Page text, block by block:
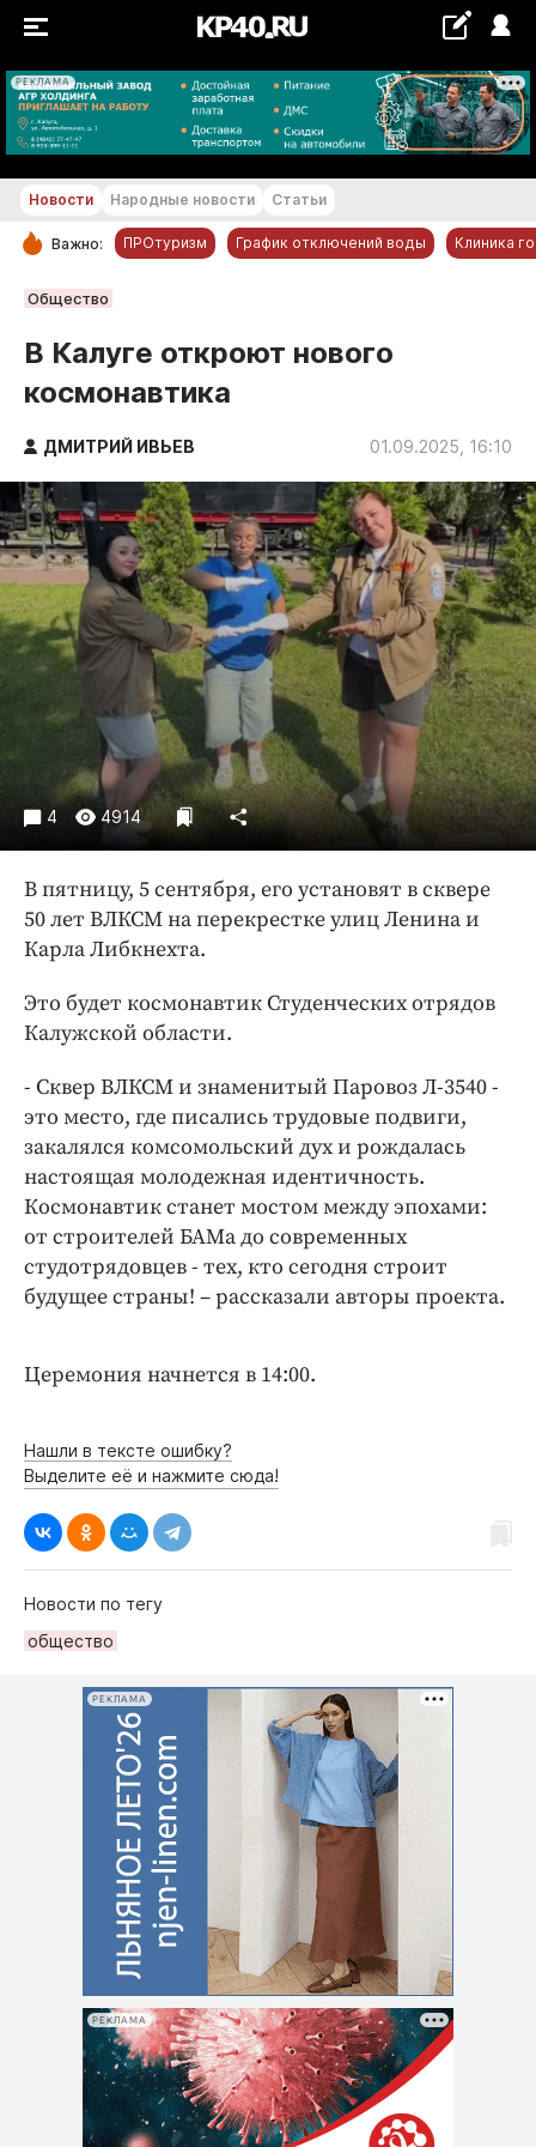
РЕКЛАМА
+29...+30 °С
РУБРИКИ
Новости компаний
Статьи
Народные новости
Авто и транспорт
Благоустройство
Криминал
Культура
Недвижимость и ЖКХ
Образование
Общество
Погода
Праздники
Происшествия
Спорт
Экономика и бизнес
ПРОЕКТЫ
Издания
Медиаперсона
Интересное чтиво
Клиника года
Бренд года
Работодатель года
Новости Народные новости Статьи
Важно: ПРОтуризм График отключений воды Клиника
Общество
В Калуге откроют нового
космонавтика
ДМИТРИЙ ИВЬЕВ 01.09.2025, 16:10
4 4914
В пятницу, 5 сентября, его установят в сквере
50 лет ВЛКСМ на перекрестке улиц Ленина и
Карла Либкнехта.
Это будет космонавтик Студенческих отрядов
Калужской области.
- Сквер ВЛКСМ и знаменитый Паровоз Л-3540 -
это место, где писались трудовые подвиги,
закалялся комсомольский дух и рождалась
настоящая молодежная идентичность.
Космонавтик станет мостом между эпохами:
от строителей БАМа до современных
студотрядовцев - тех, кто сегодня строит
будущее страны! – рассказали авторы проекта.
Церемония начнется в 14:00.
Нашли в тексте ошибку?
Выделите её и нажмите сюда!
Новости по тегу
общество
РЕКЛАМА
РЕКЛАМА